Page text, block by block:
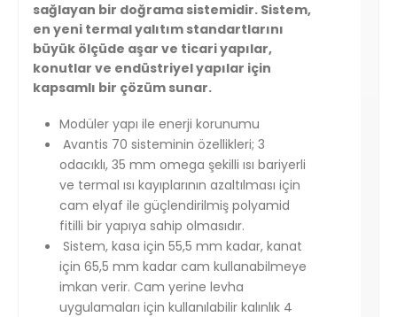
sağlayan bir doğrama sistemidir. Sistem,
en yeni termal yalıtım standartlarını
büyük ölçüde aşar ve ticari yapılar,
konutlar ve endüstriyel yapılar için
kapsamlı bir çözüm sunar.
Modüler yapı ile enerji korunumu
Avantis 70 sisteminin özellikleri; 3
odacıklı, 35 mm omega şekilli ısı bariyerli
ve termal ısı kayıplarının azaltılması için
cam elyaf ile güçlendirilmiş polyamid
fitilli bir yapıya sahip olmasıdır.
Sistem, kasa için 55,5 mm kadar, kanat
için 65,5 mm kadar cam kullanabilmeye
imkan verir. Cam yerine levha
uygulamaları için kullanılabilir kalınlık 4